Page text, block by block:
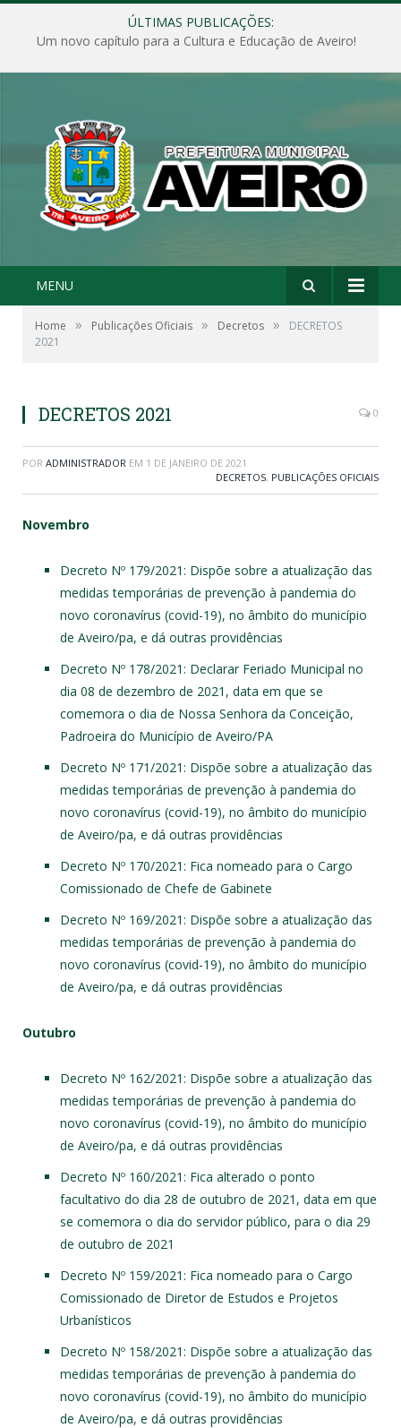
ÚLTIMAS PUBLICAÇÕES:
Um novo capítulo para a Cultura e Educação de Aveiro!
MENU
Home » Publicações Oficiais » Decretos »
DECRETOS
2021
DECRETOS 2021 0
POR ADMINISTRADOR EM 1 DE JANEIRO DE 2021
DECRETOS, PUBLICAÇÕES OFICIAIS
Novembro
Decreto Nº 179/2021: Dispõe sobre a atualização das
medidas temporárias de prevenção à pandemia do
novo coronavírus (covid-19), no âmbito do município
de Aveiro/pa, e dá outras providências
Decreto Nº 178/2021: Declarar Feriado Municipal no
dia 08 de dezembro de 2021, data em que se
comemora o dia de Nossa Senhora da Conceição,
Padroeira do Município de Aveiro/PA
Decreto Nº 171/2021: Dispõe sobre a atualização das
medidas temporárias de prevenção à pandemia do
novo coronavírus (covid-19), no âmbito do município
de Aveiro/pa, e dá outras providências
Decreto Nº 170/2021: Fica nomeado para o Cargo
Comissionado de Chefe de Gabinete
Decreto Nº 169/2021: Dispõe sobre a atualização das
medidas temporárias de prevenção à pandemia do
novo coronavírus (covid-19), no âmbito do município
de Aveiro/pa, e dá outras providências
Outubro
Decreto Nº 162/2021: Dispõe sobre a atualização das
medidas temporárias de prevenção à pandemia do
novo coronavírus (covid-19), no âmbito do município
de Aveiro/pa, e dá outras providências
Decreto Nº 160/2021: Fica alterado o ponto
facultativo do dia 28 de outubro de 2021, data em que
se comemora o dia do servidor público, para o dia 29
de outubro de 2021
Decreto Nº 159/2021: Fica nomeado para o Cargo
Comissionado de Diretor de Estudos e Projetos
Urbanísticos
Decreto Nº 158/2021: Dispõe sobre a atualização das
medidas temporárias de prevenção à pandemia do
novo coronavírus (covid-19), no âmbito do município
de Aveiro/pa, e dá outras providências